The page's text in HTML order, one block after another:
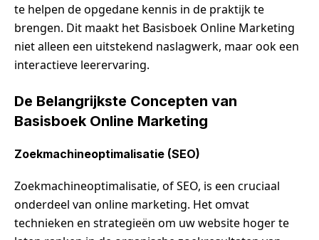
te helpen de opgedane kennis in de praktijk te
brengen. Dit maakt het Basisboek Online Marketing
niet alleen een uitstekend naslagwerk, maar ook een
interactieve leerervaring.
De Belangrijkste Concepten van
Basisboek Online Marketing
Zoekmachineoptimalisatie (SEO)
Zoekmachineoptimalisatie, of SEO, is een cruciaal
onderdeel van online marketing. Het omvat
technieken en strategieën om uw website hoger te